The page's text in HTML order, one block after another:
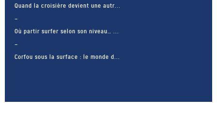
Quand la croisière devient une autr...
Où partir surfer selon son niveau… ...
Corfou sous la surface : le monde d...